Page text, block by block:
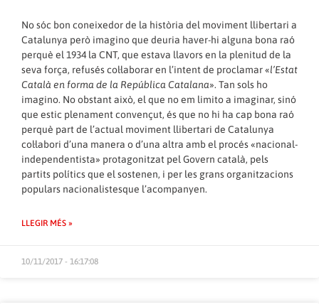
No sóc bon coneixedor de la història del moviment llibertari a
Catalunya però imagino que deuria haver-hi alguna bona raó
perquè el 1934 la CNT, que estava llavors en la plenitud de la
seva força, refusés col·laborar en l’intent de proclamar «l’Estat
Català en forma de la República Catalana». Tan sols ho
imagino. No obstant això, el que no em limito a imaginar, sinó
que estic plenament convençut, és que no hi ha cap bona raó
perquè part de l’actual moviment llibertari de Catalunya
col·labori d’una manera o d’una altra amb el procés «nacional-
independentista» protagonitzat pel Govern català, pels
partits polítics que el sostenen, i per les grans organitzacions
populars nacionalistesque l’acompanyen.
LLEGIR MÉS »
10/11/2017 - 16:17:08